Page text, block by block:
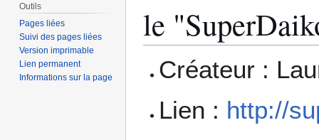
le
Créateur :
Lien : http://
Outils
Pages liées
Suivi des pages liées
Version imprimable
Lien permanent
Informations sur la page